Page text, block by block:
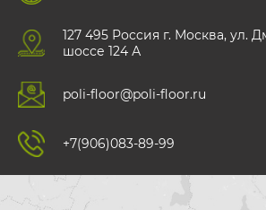
127 495 Роccия г. Москва, ул.
шоссе 124 А
poli-floor@poli-floor.ru
+7(906)083-89-99